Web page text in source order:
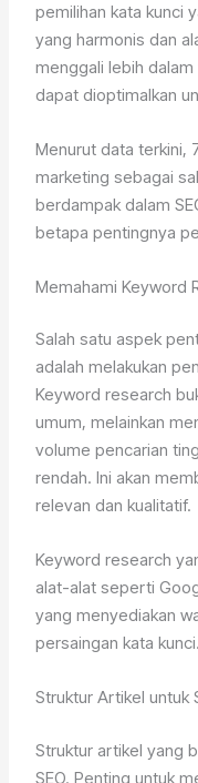
pemilihan kata kunci
yang harmonis dan
menggali lebih
dapat dioptimalkan
Menurut data terkini,
marketing sebagai
berdampak dalam
betapa pentingnya
Memahami Keyword
Salah satu aspek
adalah melakukan
Keyword research
umum, melainkan
volume pencarian
rendah. Ini akan
relevan dan kualitatif.
Keyword research
alat-alat seperti
yang menyediakan
persaingan kata kunci.
Struktur Artikel untuk
Struktur artikel yang
SEO. Penting untuk